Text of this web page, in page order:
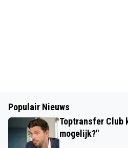
Populair Nieuws
Toptransfer Club
mogelijk?"